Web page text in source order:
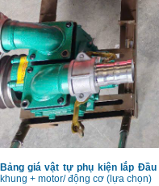
Bảng giá vật tự phụ kiện lắp
khung + motor/ động cơ (lựa chọn)